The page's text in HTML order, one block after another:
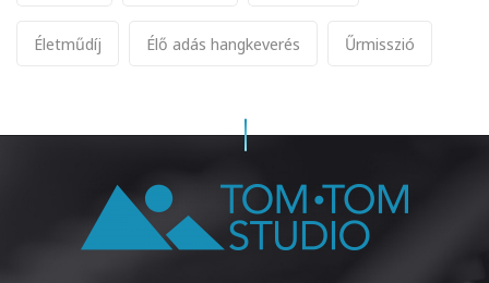
Életműdíj Élő adás hangkeverés Űrmisszió